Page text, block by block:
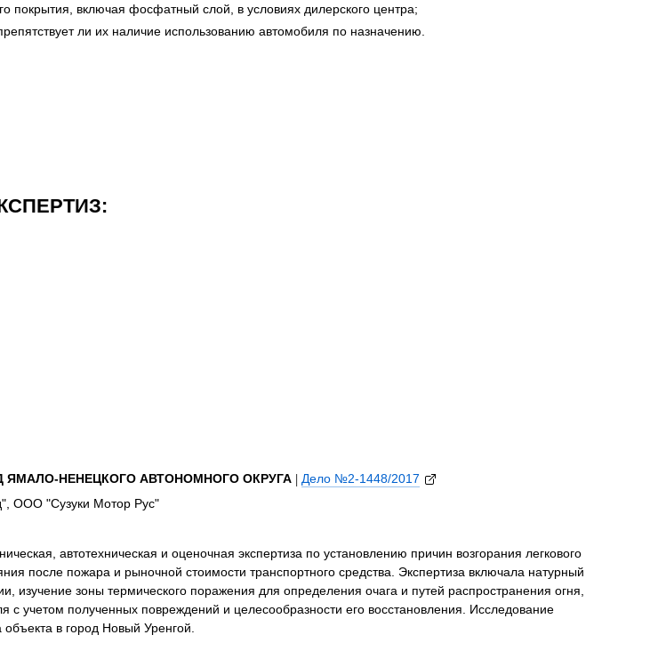
покрытия, включая фосфатный слой, в условиях дилерского центра;
ли их наличие использованию автомобиля по назначению.
ЯМАЛО-НЕНЕЦКОГО АВТОНОМНОГО ОКРУГА | Дело №2-1448/2017
ООО "Сузуки Мотор Рус"
автотехническая и оценочная экспертиза по установлению причин возгорания легкового
после пожара и рыночной стоимости транспортного средства. Экспертиза включала натурный
изучение зоны термического поражения для определения очага и путей распространения огня,
с учетом полученных повреждений и целесообразности его восстановления. Исследование
в город Новый Уренгой.